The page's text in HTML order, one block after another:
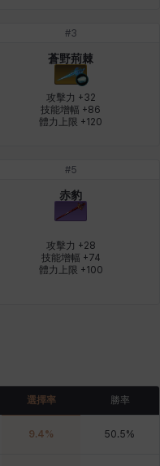
艾迪娜
達爾科
雪琳
#3
蒼野荊棘
攻擊力 +32
技能增幅 +86
體力上限 +120
#5
赤豹
攻擊力 +28
技能增幅 +74
體力上限 +100
選擇率 勝率
9.4% 50.5%